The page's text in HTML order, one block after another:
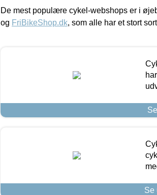
De mest populære cykel-webshops er i
og FriBikeShop.dk, som alle har et stort
Se